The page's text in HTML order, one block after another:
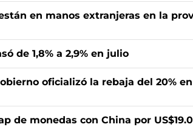
en manos extranjeras en la
de 1,8% a 2,9% en julio
oficializó la rebaja del 20%
de monedas con China por